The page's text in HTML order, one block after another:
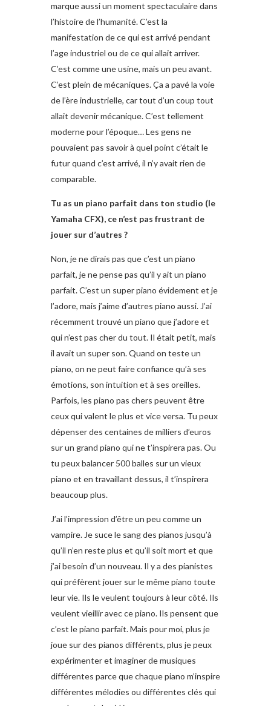
marque aussi un moment spectaculaire dans
l’histoire de l’humanité. C’est la
manifestation de ce qui est arrivé pendant
l’age industriel ou de ce qui allait arriver.
C’est comme une usine, mais un peu avant.
C’est plein de mécaniques. Ça a pavé la voie
de l’ère industrielle, car tout d’un coup tout
allait devenir mécanique. C’est tellement
moderne pour l’époque… Les gens ne
pouvaient pas savoir à quel point c’était le
futur quand c’est arrivé, il n’y avait rien de
comparable.
Tu as un piano parfait dans ton studio (le
Yamaha CFX), ce n’est pas frustrant de
jouer sur d’autres ?
Non, je ne dirais pas que c’est un piano
parfait, je ne pense pas qu’il y ait un piano
parfait. C’est un super piano évidement et je
l’adore, mais j’aime d’autres piano aussi. J’ai
récemment trouvé un piano que j’adore et
qui n’est pas cher du tout. Il était petit, mais
il avait un super son. Quand on teste un
piano, on ne peut faire confiance qu’à ses
émotions, son intuition et à ses oreilles.
Parfois, les piano pas chers peuvent être
ceux qui valent le plus et vice versa. Tu peux
dépenser des centaines de milliers d’euros
sur un grand piano qui ne t’inspirera pas. Ou
tu peux balancer 500 balles sur un vieux
piano et en travaillant dessus, il t’inspirera
beaucoup plus.
J’ai l’impression d’être un peu comme un
vampire. Je suce le sang des pianos jusqu’à
qu’il n’en reste plus et qu’il soit mort et que
j’ai besoin d’un nouveau. Il y a des pianistes
qui préfèrent jouer sur le même piano toute
leur vie. Ils le veulent toujours à leur côté. Ils
veulent vieillir avec ce piano. Ils pensent que
c’est le piano parfait. Mais pour moi, plus je
joue sur des pianos différents, plus je peux
expérimenter et imaginer de musiques
différentes parce que chaque piano m’inspire
différentes mélodies ou différentes clés qui